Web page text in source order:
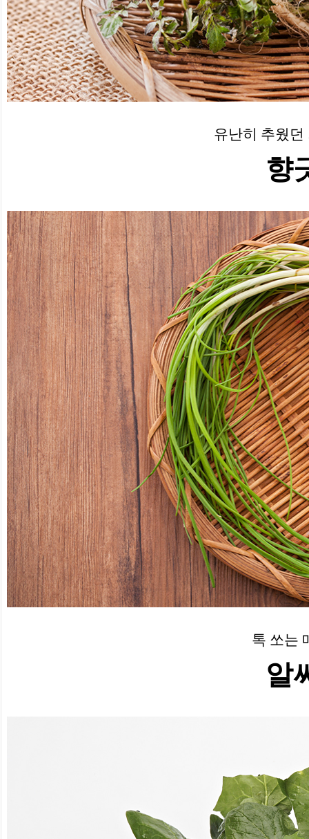
유난히 추웠던
향
톡 쏘는
알